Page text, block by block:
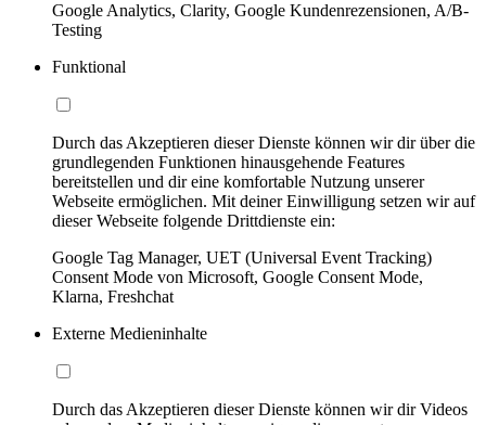
Google Analytics, Clarity, Google Kundenrezensionen, A/B-
Testing
Funktional
Durch das Akzeptieren dieser Dienste können wir dir über die
grundlegenden Funktionen hinausgehende Features
bereitstellen und dir eine komfortable Nutzung unserer
Webseite ermöglichen. Mit deiner Einwilligung setzen wir auf
dieser Webseite folgende Drittdienste ein:
Google Tag Manager, UET (Universal Event Tracking)
Consent Mode von Microsoft, Google Consent Mode,
Klarna, Freshchat
Externe Medieninhalte
Durch das Akzeptieren dieser Dienste können wir dir Videos